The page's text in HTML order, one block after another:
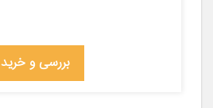
بررسی و خرید